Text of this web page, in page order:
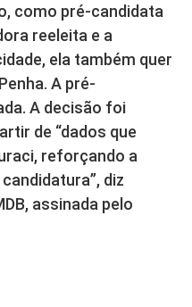
como pré-candidata
reeleita e a
ela também quer
A pré-
A decisão foi
de “dados que
reforçando a
diz
assinada pelo